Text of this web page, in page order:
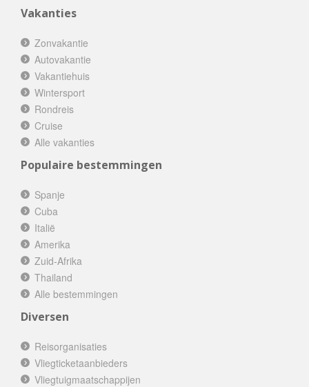
Vakanties
Zonvakantie
Autovakantie
Vakantiehuis
Wintersport
Rondreis
Cruise
Alle vakanties
Populaire bestemmingen
Spanje
Cuba
Italië
Amerika
Zuid-Afrika
Thailand
Alle bestemmingen
Diversen
Reisorganisaties
Vliegticketaanbieders
Vliegtuigmaatschappijen